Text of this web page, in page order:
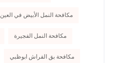
مكافحة النمل الأبيض في العين
مكافحة النمل الفجيرة
مكافحة بق الفراش ابوظبي